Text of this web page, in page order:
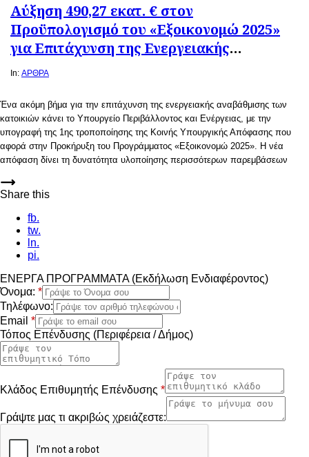
Αύξηση 490,27 εκατ. € στον
Προϋπολογισμό του «Εξοικονομώ 2025»
για Επιτάχυνση της Ενεργειακής
Αναβάθμισης
In: ΑΡΘΡΑ
Ένα ακόμη βήμα για την επιτάχυνση της ενεργειακής αναβάθμισης των
κατοικιών κάνει το Υπουργείο Περιβάλλοντος και Ενέργειας, με την
υπογραφή της 1ης τροποποίησης της Κοινής Υπουργικής Απόφασης που
αφορά στην Προκήρυξη του Προγράμματος «Εξοικονομώ 2025». Η νέα
απόφαση δίνει τη δυνατότητα υλοποίησης περισσότερων παρεμβάσεων
Share this
fb.
tw.
ln.
pi.
ΕΝΕΡΓΑ ΠΡΟΓΡΑΜΜΑΤΑ (Εκδήλωση Ενδιαφέροντος)
Όνομα: *
Τηλέφωνο:
Email *
Τόπος Επένδυσης (Περιφέρεια / Δήμος)
Κλάδος Επιθυμητής Επένδυσης *
Γράψτε μας τι ακριβώς χρειάζεστε: